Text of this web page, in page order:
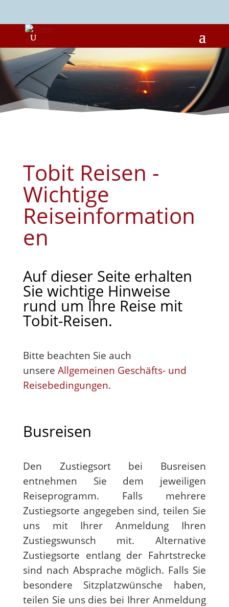
Tobit Reisen -
Wichtige
Reiseinformation
en
Auf dieser Seite erhalten
Sie wichtige Hinweise
rund um Ihre Reise mit
Tobit-Reisen.
Bitte beachten Sie auch
unsere Allgemeinen Geschäfts- und
Reisebedingungen.
Busreisen
Den Zustiegsort bei Busreisen
entnehmen Sie dem jeweiligen
Reiseprogramm. Falls mehrere
Zustiegsorte angegeben sind, teilen Sie
uns mit Ihrer Anmeldung Ihren
Zustiegswunsch mit. Alternative
Zustiegsorte entlang der Fahrtstrecke
sind nach Absprache möglich. Falls Sie
besondere Sitzplatzwünsche haben,
teilen Sie uns dies bei Ihrer Anmeldung